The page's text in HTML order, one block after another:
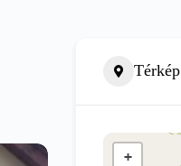
Térkép
+